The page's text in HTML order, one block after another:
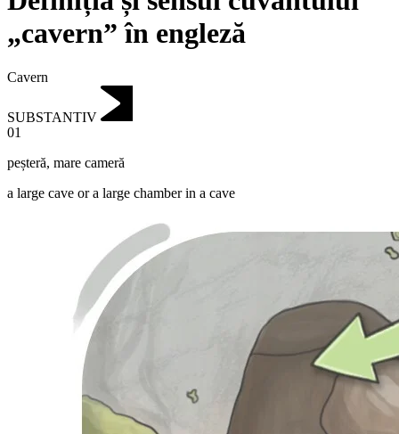
„cavern” în engleză
Cavern
SUBSTANTIV
01
peșteră, mare cameră
a large cave or a large chamber in a cave